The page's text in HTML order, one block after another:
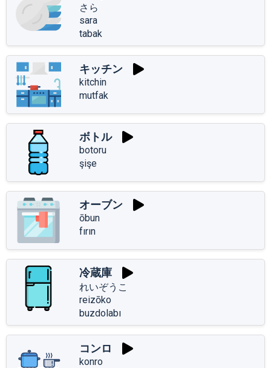
さら
sara
tabak
キッチン
kitchin
mutfak
ボトル
botoru
şişe
オーブン
ōbun
fırın
冷蔵庫
れいぞうこ
reizōko
buzdolabı
コンロ
konro